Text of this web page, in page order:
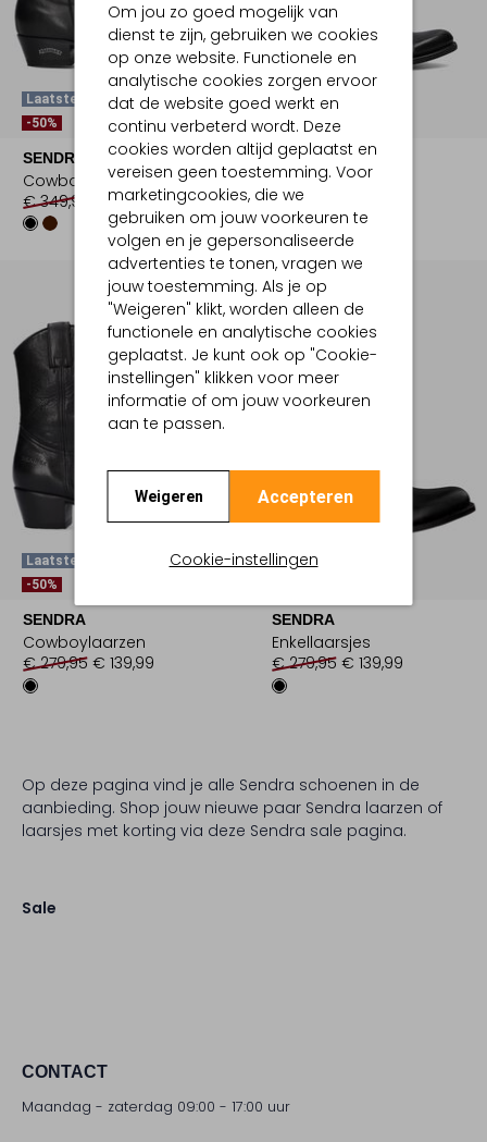
Om jou zo goed mogelijk van
dienst te zijn, gebruiken we cookies
op onze website. Functionele en
analytische cookies zorgen ervoor
dat de website goed werkt en
continu verbeterd wordt. Deze
cookies worden altijd geplaatst en
vereisen geen toestemming. Voor
marketingcookies, die we
gebruiken om jouw voorkeuren te
volgen en je gepersonaliseerde
advertenties te tonen, vragen we
jouw toestemming. Als je op
"Weigeren" klikt, worden alleen de
functionele en analytische cookies
geplaatst. Je kunt ook op "Cookie-
instellingen" klikken voor meer
informatie of om jouw voorkeuren
aan te passen.
Weigeren Accepteren
Cookie-instellingen
Laatste Item
-50%
SENDRA
Cowboylaarzen
€ 349,99
€ 174,99
Laatste Items
-50%
SENDRA
Cowboylaarzen
€ 319,95
Laatste Item
-50%
SENDRA
Cowboylaarzen
€ 279,95 € 139,99
Laatste Items
SENDRA
Enkellaarsjes
€ 279,95 € 139,99
Op deze pagina vind je alle Sendra schoenen in de
aanbieding. Shop jouw nieuwe paar Sendra laarzen of
laarsjes met korting via deze Sendra sale pagina.
Sale
CONTACT
Maandag - zaterdag 09:00 - 17:00 uur